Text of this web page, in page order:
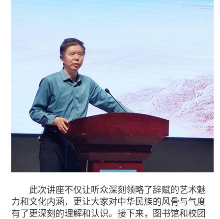
此次讲座不仅让听众深刻领略了辞赋的艺术魅
力和文化内涵，更让大家对中华民族的风骨与气度
有了更深刻的理解和认识。接下来，图书馆和校团